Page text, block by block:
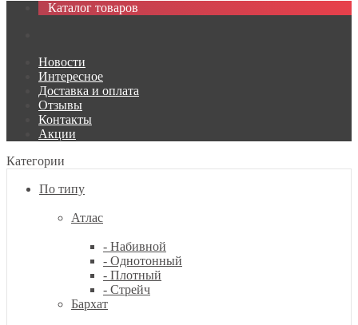
Каталог товаров
Новости
Интересное
Доставка и оплата
Отзывы
Контакты
Акции
Категории
По типу
Атлас
- Набивной
- Однотонный
- Плотный
- Стрейч
Бархат